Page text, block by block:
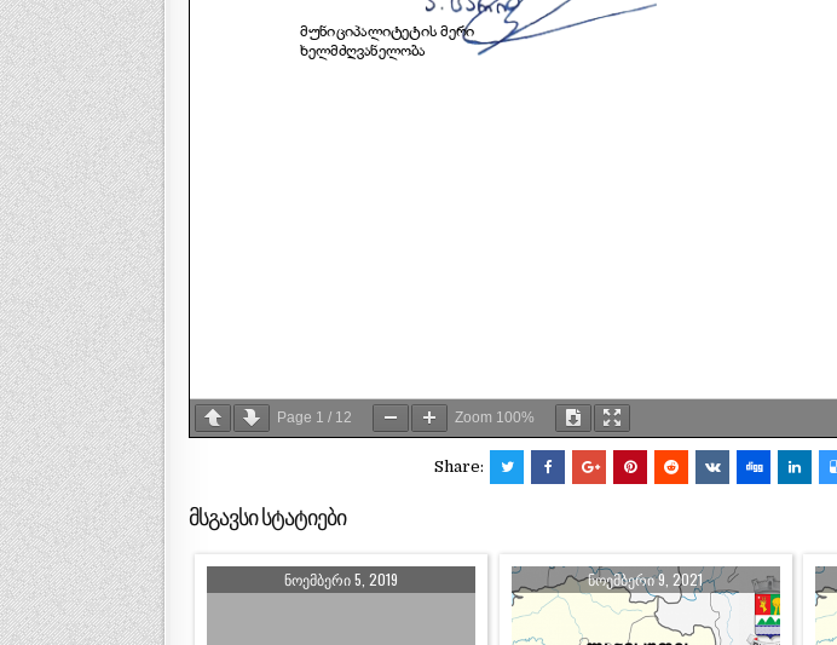
Page 1 / 12 Zoom 100%
Share:
მსგავსი სტატიები
ᲜᲝᲔᲛᲑᲔᲠᲘ 5, 2019 ᲜᲝᲔᲛᲑᲔᲠᲘ 9, 2021